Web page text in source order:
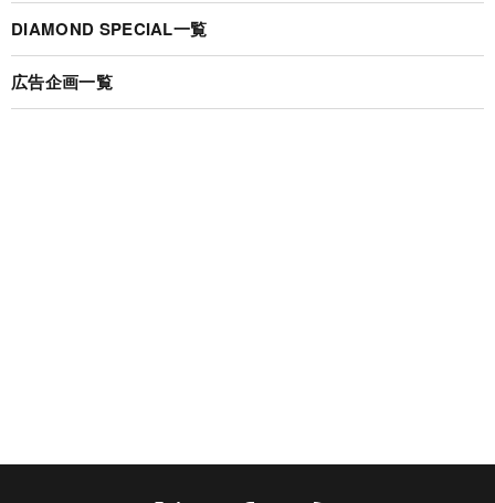
DIAMOND SPECIAL一覧
広告企画一覧